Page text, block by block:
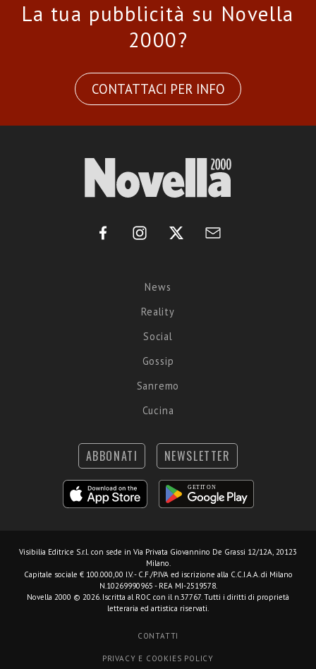
La tua pubblicità su Novella
2000?
CONTATTACI PER INFO
News
Reality
Social
Gossip
Sanremo
Cucina
ABBONATI NEWSLETTER
Visibilia Editrice S.r.l. con sede in Via Privata Giovannino De Grassi 12/12A, 20123
Milano.
Capitale sociale € 100.000,00 I.V. - C.F./P.IVA ed iscrizione alla C.C.I.A.A. di Milano
N.10269990965 - REA MI-2519578.
Novella 2000 © 2026. Iscritta al ROC con il n.37767. Tutti i diritti di proprietà
letteraria ed artistica riservati.
CONTATTI
PRIVACY E COOKIES POLICY